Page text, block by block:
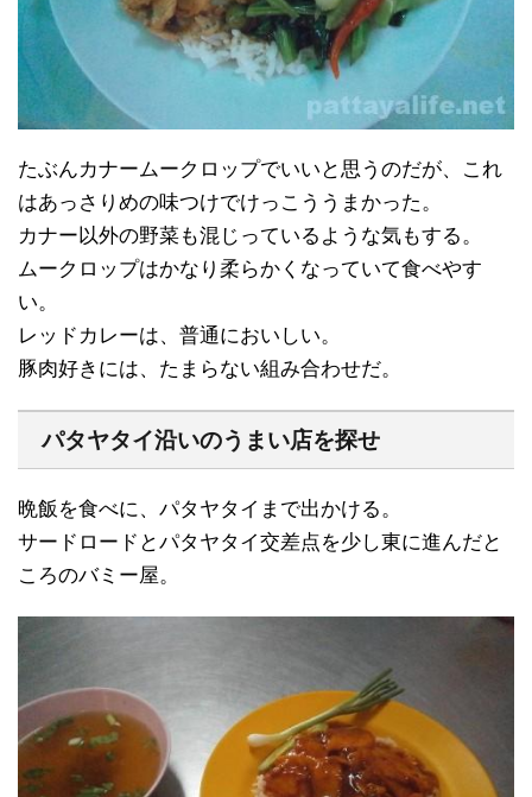
たぶんカナームークロップでいいと思うのだが、これ
はあっさりめの味つけでけっこううまかった。
カナー以外の野菜も混じっているような気もする。
ムークロップはかなり柔らかくなっていて食べやす
い。
レッドカレーは、普通においしい。
豚肉好きには、たまらない組み合わせだ。
パタヤタイ沿いのうまい店を探せ
晩飯を食べに、パタヤタイまで出かける。
サードロードとパタヤタイ交差点を少し東に進んだと
ころのバミー屋。